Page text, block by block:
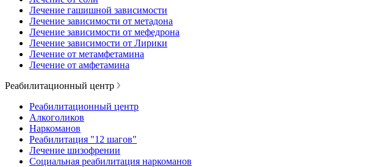
Лечение гашишной зависимости
Лечение зависимости от метадона
Лечение зависимости от мефедрона
Лечение зависимости от Лирики
Лечение от метамфетамина
Лечение от амфетамина
Реабилитационный центр
Реабилитационный центр
Алкоголиков
Наркоманов
Реабилитация "12 шагов"
Лечение шизофрении
Социальная реабилитация наркоманов